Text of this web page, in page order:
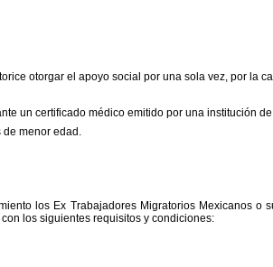
otorgar el apoyo social por una sola vez, por la
un certificado médico emitido por una institución
de menor edad.
los Ex Trabajadores Migratorios Mexicanos
los siguientes requisitos y condiciones: